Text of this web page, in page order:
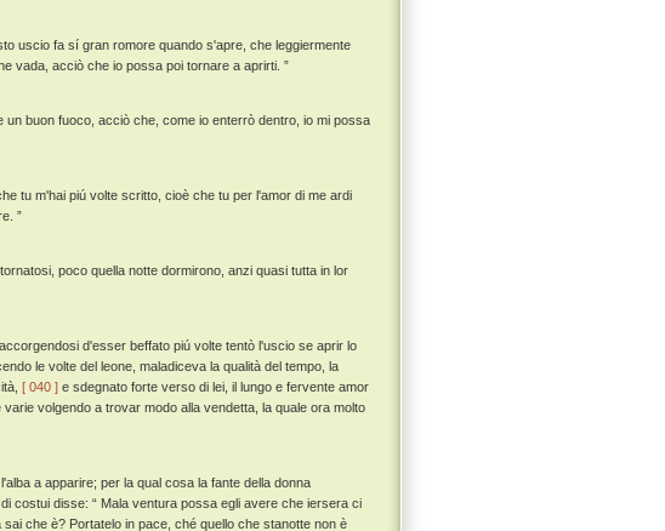
uscio fa sí gran romore quando s'apre, che leggiermente
vada, acciò che io possa poi tornare a aprirti. ”
buon fuoco, acciò che, come io enterrò dentro, io mi possa
tu m'hai piú volte scritto, cioè che tu per l'amor di me ardi
”
poco quella notte dormirono, anzi quasi tutta in lor
d'esser beffato piú volte tentò l'uscio se aprir lo
le volte del leone, maladiceva la qualità del tempo, la
[ 040 ] e sdegnato forte verso di lei, il lungo e fervente amor
volgendo a trovar modo alla vendetta, la quale ora molto
a apparire; per la qual cosa la fante della donna
costui disse: “ Mala ventura possa egli avere che iersera ci
che è? Portatelo in pace, ché quello che stanotte non è